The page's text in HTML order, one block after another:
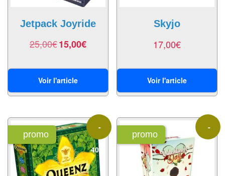
pour
d'échecs
Livres
anglais
Livres
en
français
Jetpack Joyride
25,00€15,00€
Voir l'article
Skyjo
17,00€
Voir l'article
-
40%
promo
-
promo